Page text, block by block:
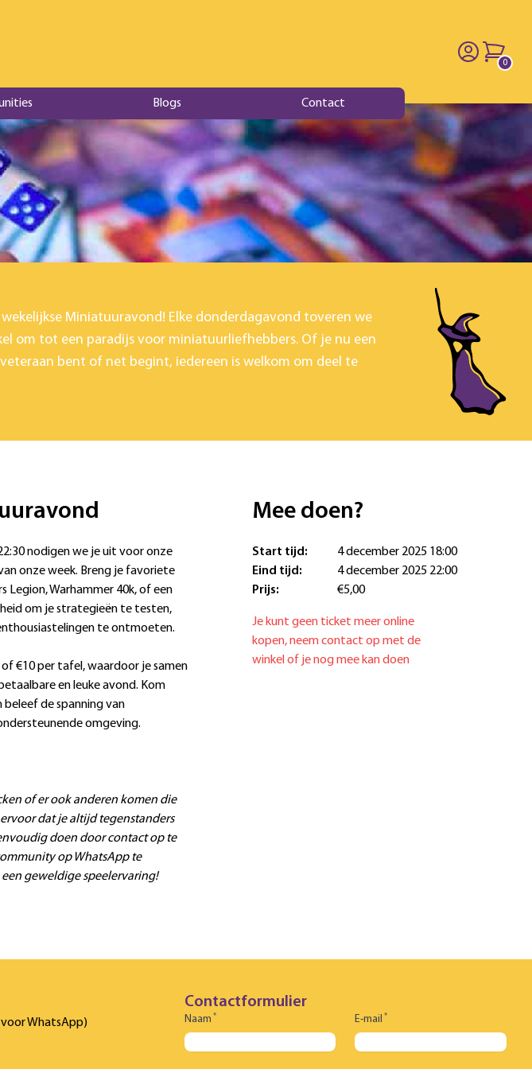
0
Blogs Contact
Miniatuuravond! Elke donderdagavond toveren we
om tot een paradijs voor miniatuurliefhebbers. Of je nu een
bent of net begint, iedereen is welkom om deel te
nodigen we je uit voor onze
onze week. Breng je favoriete
Legion, Warhammer 40k, of een
om je strategieën te testen,
te ontmoeten.
€10 per tafel, waardoor je samen
en leuke avond. Kom
beleef de spanning van
omgeving.
of er ook anderen komen die
dat je altijd tegenstanders
doen door contact op te
op WhatsApp te
geweldige speelervaring!
Mee doen?
Start tijd:
4 december 2025 18:00
Eind tijd:
4 december 2025 22:00
Prijs:
€5,00
Je kunt geen ticket meer online
kopen, neem contact op met de
winkel of je nog mee kan doen
WhatsApp)
Contactformulier
Naam * E-mail *